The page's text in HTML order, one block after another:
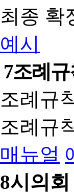
최종 확
예시
7조례규
조례규
조례규
매뉴얼
8시의